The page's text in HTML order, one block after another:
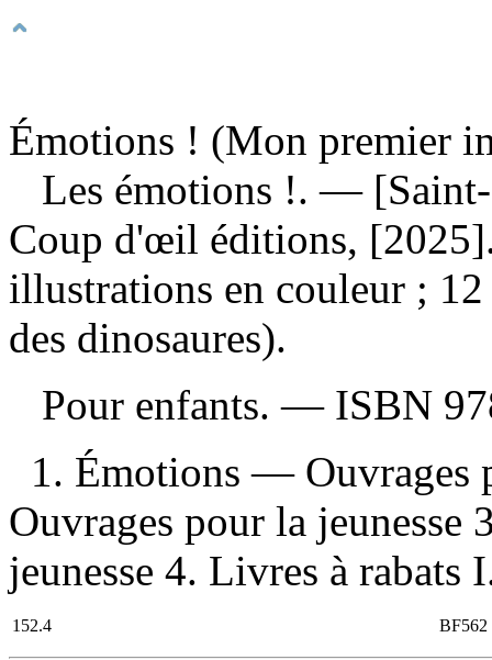
Émotions ! (Mon premier
Les émotions !. — [Saint-
Coup d'œil éditions,
illustrations en couleur ;
des dinosaures).
Pour enfants. — ISBN
1. Émotions — Ouvrages
Ouvrages pour la jeunesse
jeunesse 4. Livres à rabats
152.4 BF562